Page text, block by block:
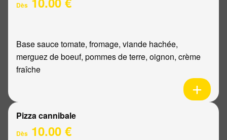
Dès
Base sauce tomate, fromage, viande hachée,
merguez de boeuf, pommes de terre, oignon, crème
fraîche
Pizza cannibale
Dès 10.00 €